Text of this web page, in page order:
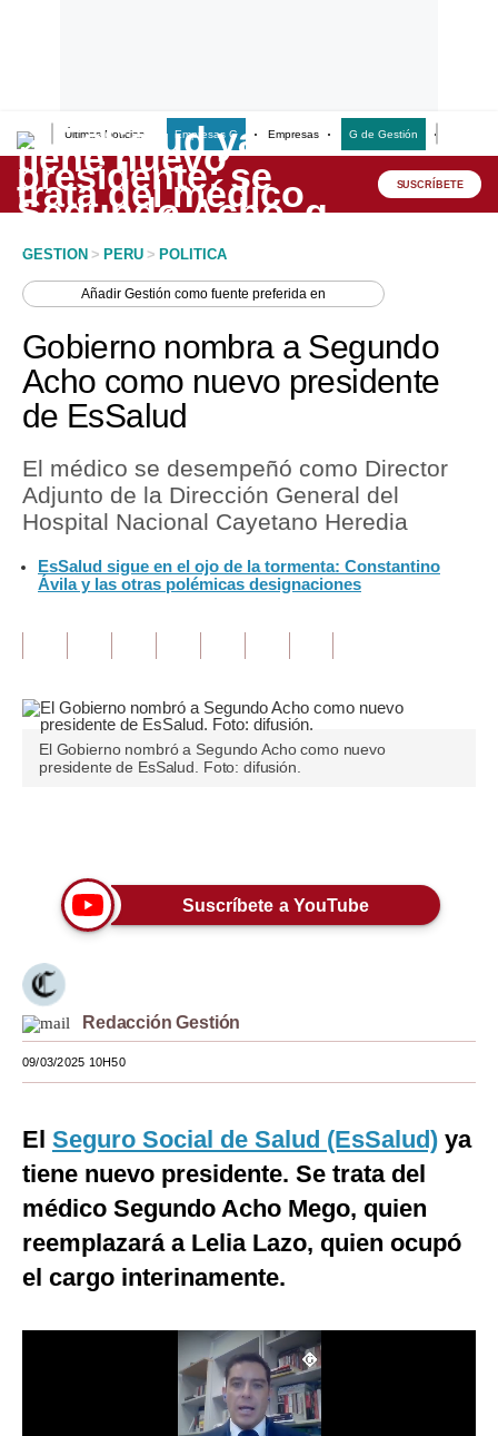
Últimas Noticias Empresas G Empresas G de Gestión
Lo último
Peru Quiosco
Economía
Mercados
Política
Tu Dinero
Finanzas Personales
Inmobiliarias
Opinión
Editorial
Tendencias
Moda
México
España
Internacional
SUSCRÍBETE
GESTION > PERU > POLITICA
AñadirGestión como fuente preferida en
Gobierno nombra a Segundo
Acho como nuevo presidente
de EsSalud
El médico se desempeñó como Director
Adjunto de la Dirección General del
Hospital Nacional Cayetano Heredia
EsSalud sigue en el ojo de la tormenta: Constantino
Ávila y las otras polémicas designaciones
El Gobierno nombró a Segundo Acho como nuevo
presidente de EsSalud. Foto: difusión.
Suscríbete a YouTube
Redacción Gestión
09/03/2025 10H50
El Seguro Social de Salud (EsSalud) ya
tiene nuevo presidente. Se trata del
médico Segundo Acho Mego, quien
reemplazará a Lelia Lazo, quien ocupó
el cargo interinamente.